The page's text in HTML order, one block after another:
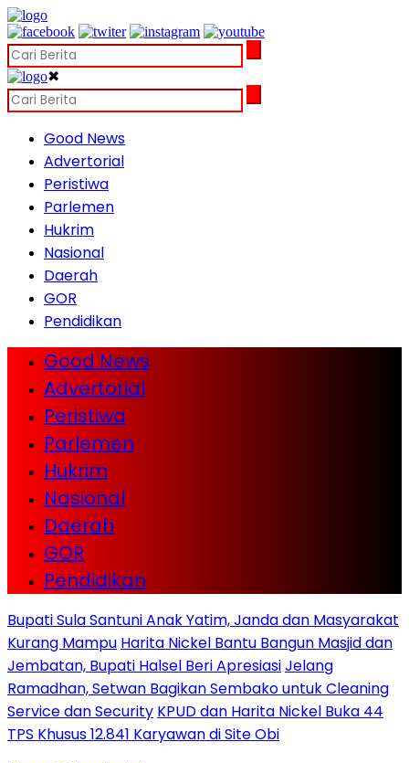
✖
Good News
Advertorial
Peristiwa
Parlemen
Hukrim
Nasional
Daerah
GOR
Pendidikan
Good News
Advertorial
Peristiwa
Parlemen
Hukrim
Nasional
Daerah
GOR
Pendidikan
Bupati Sula Santuni Anak Yatim, Janda dan Masyarakat
Kurang Mampu Harita Nickel Bantu Bangun Masjid dan
Jembatan, Bupati Halsel Beri ApresiasiJelang
Ramadhan, Setwan Bagikan Sembako untuk Cleaning
Service dan Security KPUD dan Harita Nickel Buka 44
TPS Khusus 12.841 Karyawan di Site Obi